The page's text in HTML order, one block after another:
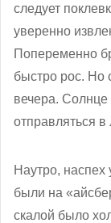
следует
уверенно
Попеременно
быстро рос. Но
вечера.
отправляться в
Наутро,
были на
скалой было